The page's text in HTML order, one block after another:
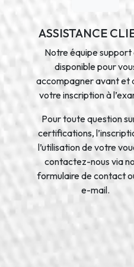
ASSISTANCE
Notre équipe support
disponible pour
accompagner avant et
votre inscription à
Pour toute question
certifications,
l’utilisation de votre
contactez-nous via
formulaire de contact
e-mail.